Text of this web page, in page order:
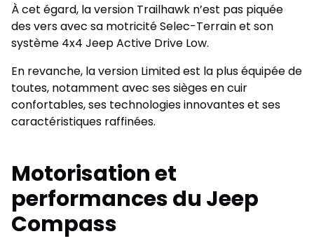
À cet égard, la version Trailhawk n’est pas piquée
des vers avec sa motricité Selec-Terrain et son
système 4x4 Jeep Active Drive Low.
En revanche, la version Limited est la plus équipée de
toutes, notamment avec ses sièges en cuir
confortables, ses technologies innovantes et ses
caractéristiques raffinées.
Motorisation et
performances du Jeep
Compass